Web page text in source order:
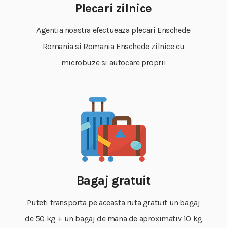
Plecari zilnice
Agentia noastra efectueaza plecari Enschede
Romania si Romania Enschede zilnice cu
microbuze si autocare proprii
Bagaj gratuit
Puteti transporta pe aceasta ruta gratuit un bagaj
de 50 kg + un bagaj de mana de aproximativ 10 kg